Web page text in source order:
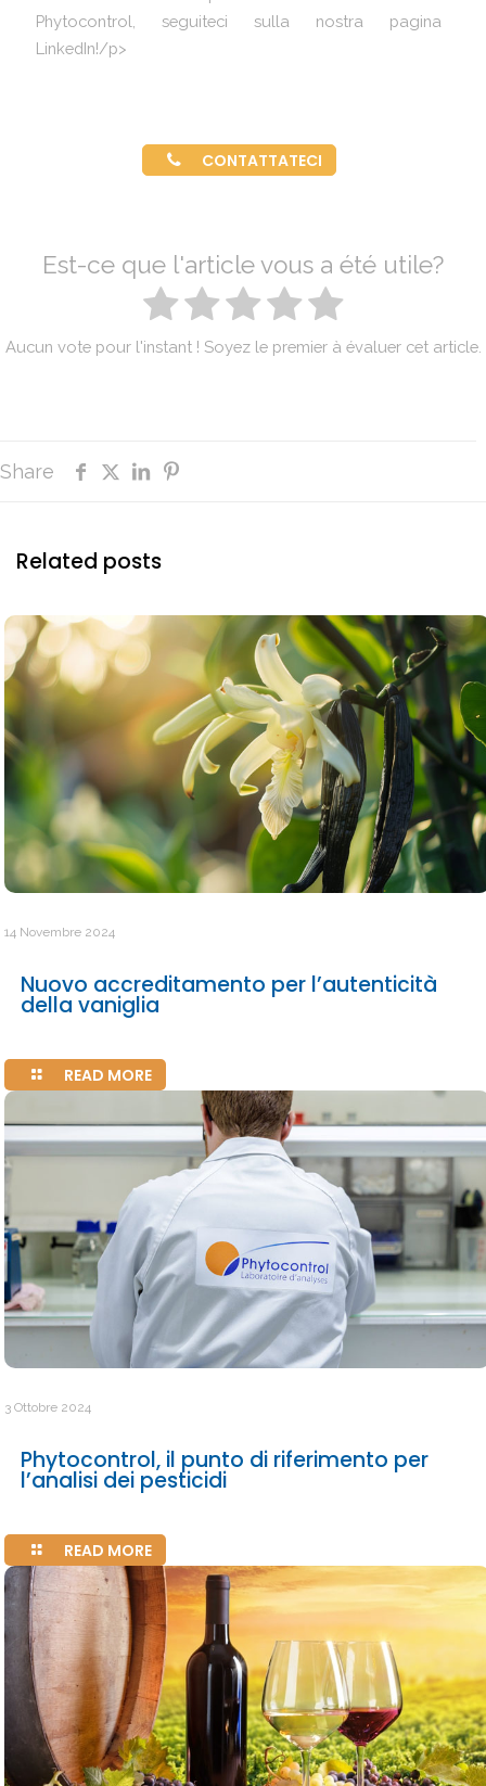
Phytocontrol, seguiteci sulla nostra pagina
LinkedIn!/p>
CONTATTATECI
Est-ce que l'article vous a été utile?
Aucun vote pour l'instant ! Soyez le premier à évaluer cet article.
Share
Related posts
14 Novembre 2024
Nuovo accreditamento per l’autenticità
della vaniglia
READ MORE
3 Ottobre 2024
Phytocontrol, il punto di riferimento per
l’analisi dei pesticidi
READ MORE